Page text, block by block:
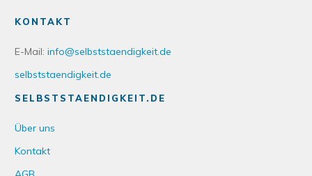
KONTAKT
E-Mail: info@selbststaendigkeit.de
selbststaendigkeit.de
SELBSTSTAENDIGKEIT.DE
Über uns
Kontakt